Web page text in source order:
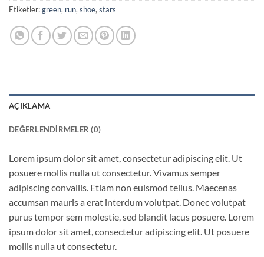
Etiketler:green, run, shoe, stars
AÇIKLAMA
DEĞERLENDIRMELER (0)
Lorem ipsum dolor sit amet, consectetur adipiscing elit. Ut
posuere mollis nulla ut consectetur. Vivamus semper
adipiscing convallis. Etiam non euismod tellus. Maecenas
accumsan mauris a erat interdum volutpat. Donec volutpat
purus tempor sem molestie, sed blandit lacus posuere. Lorem
ipsum dolor sit amet, consectetur adipiscing elit. Ut posuere
mollis nulla ut consectetur.